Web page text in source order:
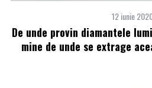
12 iunie
De unde provin diamantele
mine de unde se extrage